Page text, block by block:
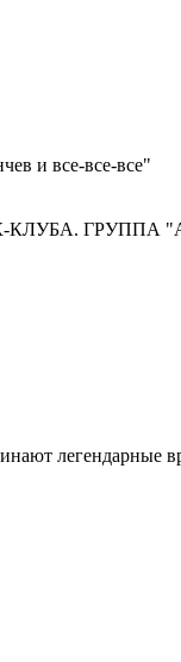
и все-все-все"
КЛУБА. ГРУППА
легендарные